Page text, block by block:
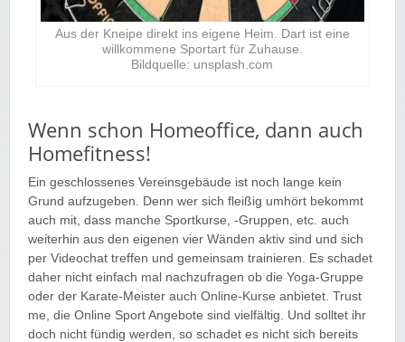
Aus der Kneipe direkt ins eigene Heim. Dart ist eine
willkommene Sportart für Zuhause.
Bildquelle: unsplash.com
Wenn schon Homeoffice, dann auch
Homefitness!
Ein geschlossenes Vereinsgebäude ist noch lange kein
Grund aufzugeben. Denn wer sich fleißig umhört bekommt
auch mit, dass manche Sportkurse, -Gruppen, etc. auch
weiterhin aus den eigenen vier Wänden aktiv sind und sich
per Videochat treffen und gemeinsam trainieren. Es schadet
daher nicht einfach mal nachzufragen ob die Yoga-Gruppe
oder der Karate-Meister auch Online-Kurse anbietet. Trust
me, die Online Sport Angebote sind vielfältig. Und solltet ihr
doch nicht fündig werden, so schadet es nicht sich bereits